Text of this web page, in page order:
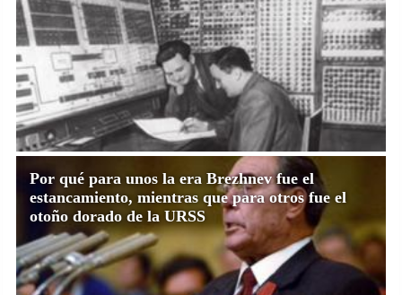
Por qué para unos la era Brezhnev fue el
estancamiento, mientras que para otros fue el
otoño dorado de la URSS